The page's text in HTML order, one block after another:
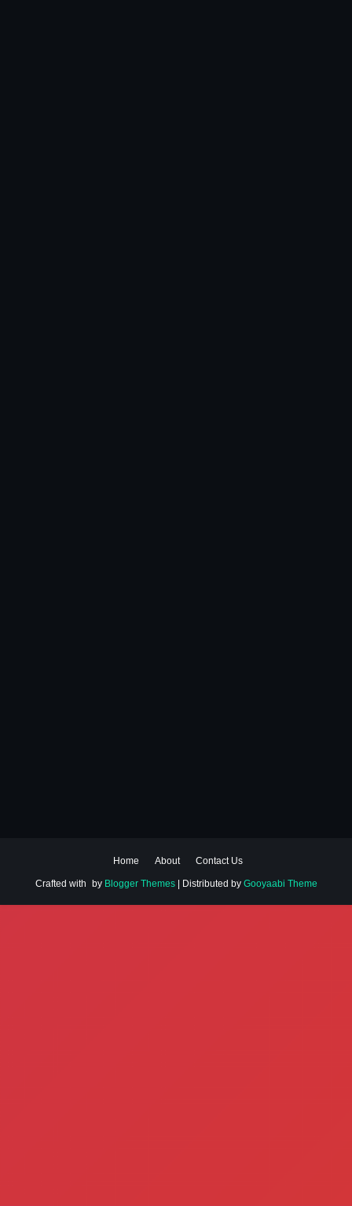
Home About Contact Us
Crafted with by Blogger Themes| Distributed by Gooyaabi Theme